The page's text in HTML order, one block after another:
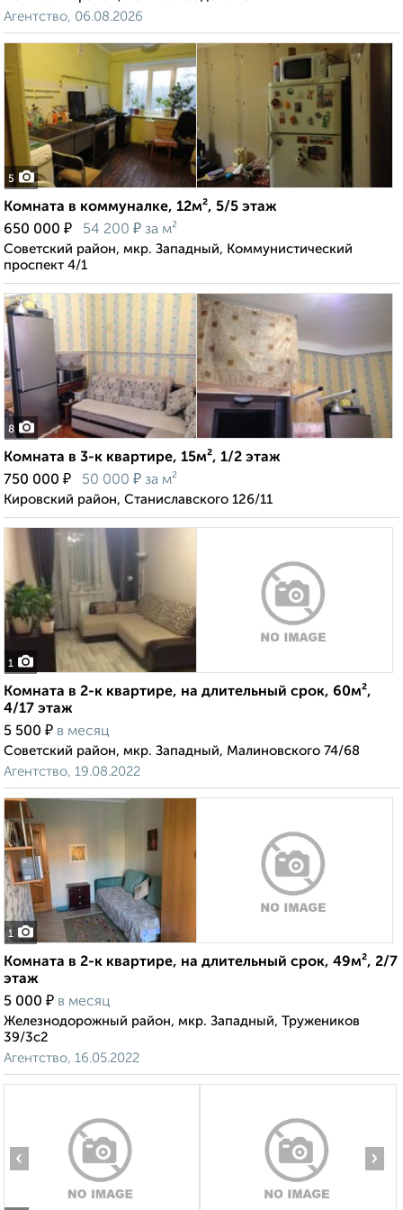
Агентство, 06.08.2026
5
Комната в коммуналке, 12м², 5/5 этаж
650 000 ₽ 54 200 ₽ за м²
Советский район, мкр. Западный, Коммунистический
проспект 4/1
8
Комната в 3-к квартире, 15м², 1/2 этаж
750 000 ₽ 50 000 ₽ за м²
Кировский район, Станиславского 126/11
1
Комната в 2-к квартире, на длительный срок, 60м²,
4/17 этаж
5 500 ₽ в месяц
Советский район, мкр. Западный, Малиновского 74/68
Агентство, 19.08.2022
1
Комната в 2-к квартире, на длительный срок, 49м², 2/7
этаж
5 000 ₽ в месяц
Железнодорожный район, мкр. Западный, Тружеников
39/3с2
Агентство, 16.05.2022
‹ ›